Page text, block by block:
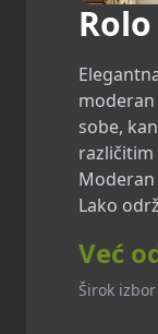
moderan
sobe,
različitim
Moderan
Lako
Već
Širok